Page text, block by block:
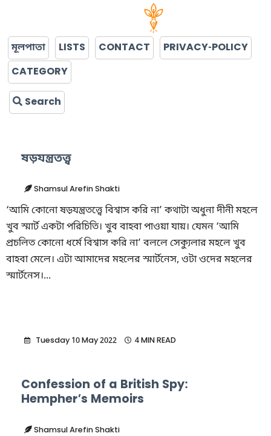
মূলপাতা LISTS CONTACT
PRIVACY-POLICY
CATEGORY
Search
ষড়যন্ত্রতত্ত্ব
Shamsul Arefin Shakti
‘আমি কোনো ষড়যন্ত্রতত্ত্বে বিশ্বাস করি না’ কথাটা অধুনা দীনী মহলে
খুব স্মার্ট একটা পরিচিতি। খুব বাহবা পাওয়া যায়। যেমন ‘আমি
প্রচলিত কোনো ধর্মে বিশ্বাস করি না’ বললে সেক্যুলার মহলে খুব
বাহবা মেলে। এটা আমাদের মহলের স্মার্টনেস, ওটা ওদের মহলের
স্মার্টনেস।...
Tuesday 10 May 2022 4 MIN READ
Confession of a British Spy:
Hempher’s Memoirs
Shamsul Arefin Shakti